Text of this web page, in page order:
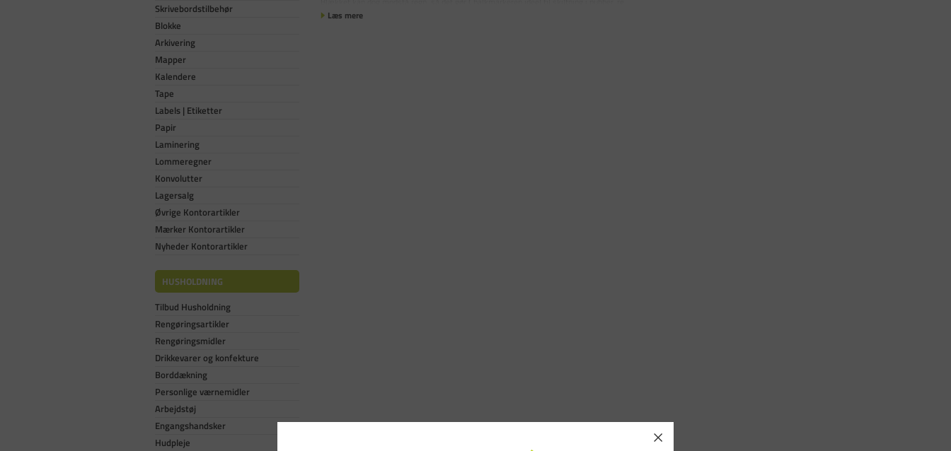
Skrivebordstilbehør
Blokke
Arkivering
Mapper
Kalendere
Tape
Labels | Etiketter
Papir
Laminering
Lommeregner
Konvolutter
Lagersalg
Øvrige Kontorartikler
Mærker Kontorartikler
Nyheder Kontorartikler
HUSHOLDNING
Tilbud Husholdning
Rengøringsartikler
Rengøringsmidler
Drikkevarer og konfekture
Borddækning
Personlige værnemidler
Arbejdstøj
Engangshandsker
Hudpleje
Læs mere